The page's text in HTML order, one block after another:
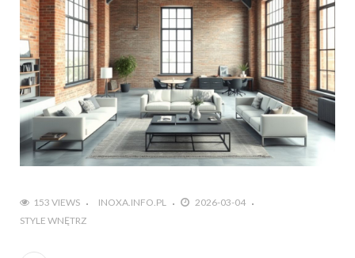
153 VIEWS INOXA.INFO.PL
2026-03-04
STYLE WNĘTRZ